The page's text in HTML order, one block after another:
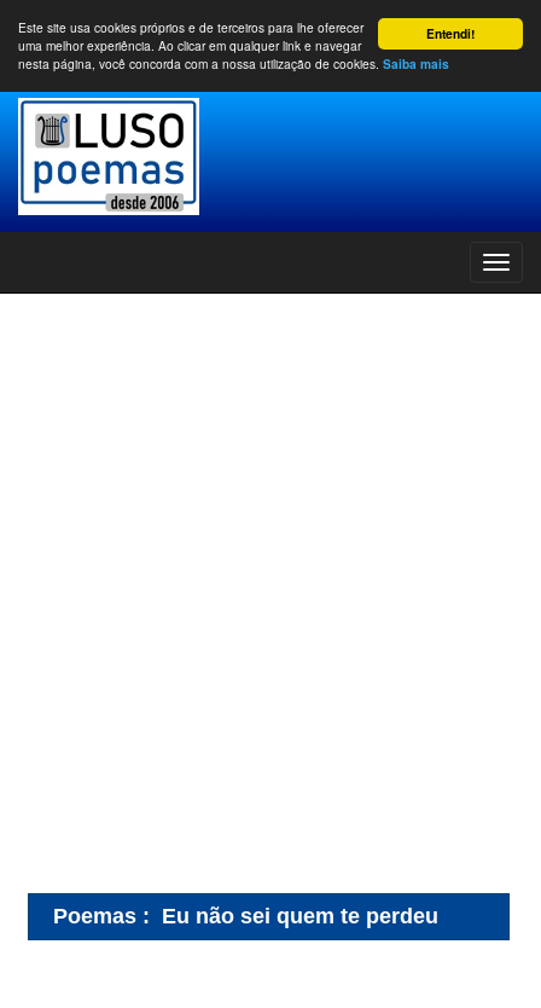
Entendi!
Este site usa cookies próprios e de terceiros para lhe oferecer
uma melhor experiência. Ao clicar em qualquer link e navegar
nesta página, você concorda com a nossa utilização de cookies. Saiba mais
Poemas : Eu não sei quem te perdeu